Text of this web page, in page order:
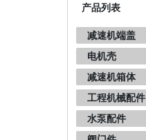
产品列表
减速机端盖
电机壳
减速机箱体
工程机械配件
水泵配件